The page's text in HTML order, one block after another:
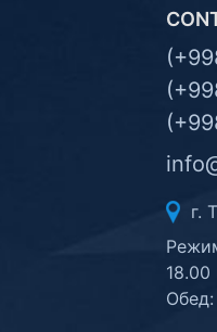
г.
18.00
Обед: